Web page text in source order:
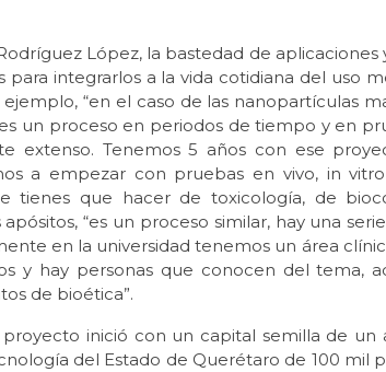
López, la bastedad de
para integrarlos a la vida cotidiana del uso
“en el caso de las nanopartículas
un proceso en periodos de tiempo y en
extenso. Tenemos 5 años con ese
a empezar con pruebas en vivo, in
tienes que hacer de toxicología, de
“es un proceso similar, hay una
en la universidad tenemos un área
y hay personas que conocen del tema,
de bioética”.
inició con un capital semilla de un
del Estado de Querétaro de 100 mil